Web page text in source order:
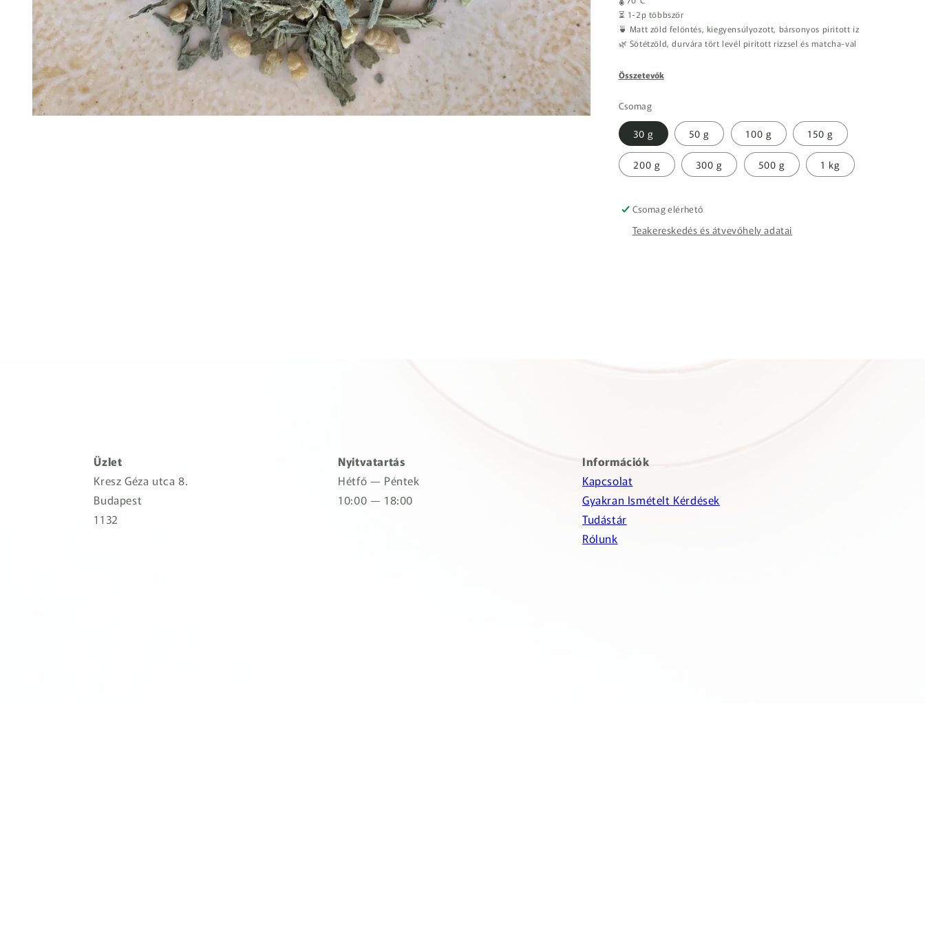
⏳ 1-2p többször
🍵 Matt zöld felöntés, kiegyensúlyozott, bársonyos pirított íz
🌿 Sötétzöld, durvára tört levél pirított rizzsel és matcha-val
Összetevők
Csomag
30 g 50 g 100 g 150 g
200 g 300 g 500 g 1 kg
Csomag elérhető
Teakereskedés és átvevőhely adatai
Üzlet
Kresz Géza utca 8.
Budapest
1132
Nyitvatartás
Hétfő — Péntek
10:00 — 18:00
Információk
Kapcsolat
Gyakran Ismételt Kérdések
Tudástár
Rólunk